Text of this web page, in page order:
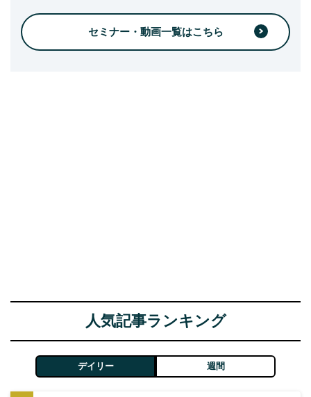
セミナー・動画一覧はこちら
人気記事ランキング
デイリー 週間